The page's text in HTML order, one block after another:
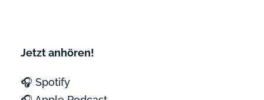
Jetzt anhören!
🎧 Spotify